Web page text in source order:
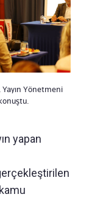
Yayın Yönetmeni
yapan